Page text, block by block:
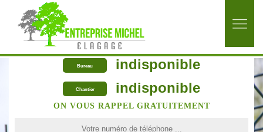
Bureau indisponible
Chantier indisponible
ON VOUS RAPPEL GRATUITEMENT